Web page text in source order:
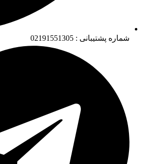
شماره پشتیبانی : 02191551305